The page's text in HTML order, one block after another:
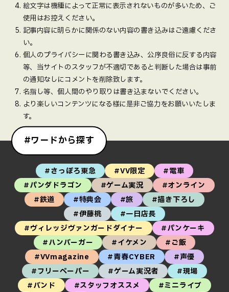
絵文字は機種によって正常に表示されないものが多いため、ご
使用はお控えください。
記事内容に明らかに関係のない内容の書き込みはご遠慮くださ
い。
個人のプライバシーに関わる書き込み、公序良俗に反する内容
等、当サイトのスタッフが不適切であると判断した場合は事前
の通知なしにコメントを削除致します。
名指し等、個人間のやり取りは書き込まないでください。
より楽しいコンテンツになる様に是非ご協力をお願いいたしま
す。
#ワードから探す
#さっぽろ東急 #VV限定
#電車
#パンダドラゴン
#ゲーム実況
#オンライン
#鉄道
#特典会 #旅
#描き下ろし
#伊藤桃
#一日店長
#ヴィレッジヴァンガードダイナー
#パンケーキ
#ハンバーガー
#イケメン
#ご飯
#VVmagazine
#青春CYBER
#声優
#フリーペーパー
#ゲーム実況者
#現場
#バンド
#スタッフオススメ
#ミニライブ